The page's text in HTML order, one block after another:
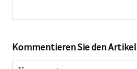
Kommentieren Sie den Artikel